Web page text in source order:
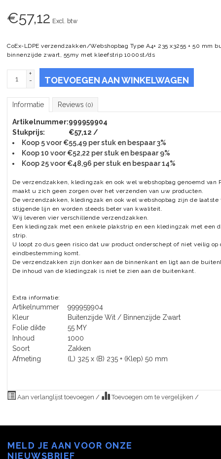
€57,12 Excl. btw
CoEx-LDPE verzendzakken/Webshopbag Type A4+ 235 x3255 + 50 mm
binnenzijde zwart, 55my met kleefstrip 1000st/ds
+
-
TOEVOEGEN AAN WINKELWAGEN
Informatie Reviews (0)
Artikelnummer:999959904
Stukprijs:
€57,12 /
Koop 5 voor €55,49 per stuk en bespaar 3%
Koop 10 voor €52,22 per stuk en bespaar 9%
Koop 25 voor €48,96 per stuk en bespaar 14%
De verzendzakken, kledingzak en ook wel webshopbag genoemd van
maakt u zich geen zorgen over het verzenden van uw producten.
De verzendzakken, kledingzak en ook wel webshopbag zijn de laatste
stijgende lijn en worden steeds beter van kwaliteit.
Wij leveren vier verschillende verzendzakken.
Een kledingzak met een enkele plakstrip en een kledingzak met een
strip.
U loopt zo dus geen risico dat uw product onderschept of niet veilig op
eindbestemming komt.
De verzendzakken zijn donker aan de binnenkant en ligt aan de
De inhoud van de kledingzak is niet te zien aan de buitenkant.
Extra informatie:
Artikelnummer
999959904
Kleur
Buitenzijde Wit / Binnenzijde Zwart
Folie dikte
55 MY
Inhoud
1000
Soort
Zakken
Afmeting
(L) 325 x (B) 235 + (Klep) 50 mm
Aan verlanglijst toevoegen / Toevoegen om te vergelijken /
MELD JE AAN VOOR ONZE
NIEUWSBRIEF